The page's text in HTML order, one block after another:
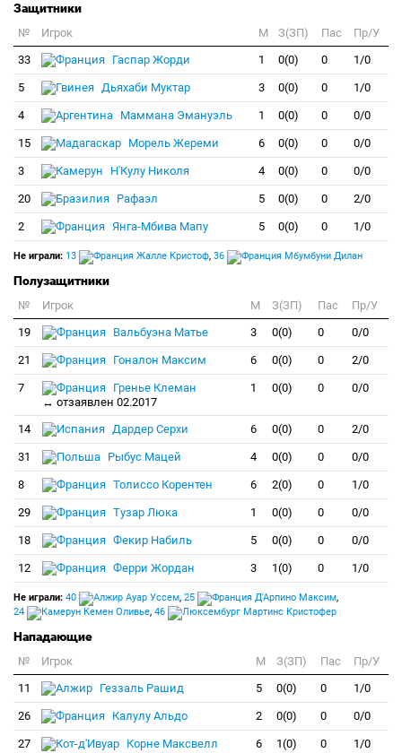
Защитники
№ Игрок M З(ЗП) Пас
Пр/У
33
Гаспар Жорди 1 0(0) 0 1/0
5 Дьяхаби Муктар 3 0(0) 0 1/0
4 Маммана Эмануэль 1 0(0) 0 0/0
15 Морель Жереми 6 0(0) 0 0/0
3 Н'Кулу Николя 4 0(0) 0 0/0
20 Рафаэл 5 0(0) 0 2/0
2 Янга-Мбива Мапу 5 0(0) 0 1/0
Не играли: 13 Жалле Кристоф, 36 Мбумбуни Дилан
Полузащитники
№ Игрок M З(ЗП) Пас
Пр/У
19
Вальбуэна Матье 3 0(0) 0 0/0
21 Гоналон Максим 6 0(0) 0 2/0
7
Гренье Клеман
↔ отзаявлен 02.2017
1 0(0) 0 0/0
14 Дардер Серхи 6 0(0) 0 2/0
31 Рыбус Мацей 4 0(0) 0 0/0
8 Толиссо Корентен 6 2(0) 0 1/0
29 Тузар Люка 1 0(0) 0 0/0
18 Фекир Набиль 5 0(0) 0 0/0
12 Ферри Жордан 3 1(0) 0 1/0
Не играли: 40 Ауар Уссем, 25 Д'Арпино Максим,
24
Кемен Оливье, 46 Мартинс Кристофер
Нападающие
№ Игрок M З(ЗП) Пас
Пр/У
11
Геззаль Рашид 5 0(0) 0 1/0
26 Калулу Альдо 2 0(0) 0 0/0
27 Корне Максвелл 6 1(0) 0 1/0